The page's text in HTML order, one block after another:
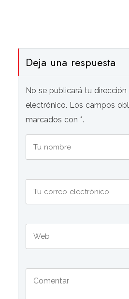
Deja una respuesta
No se publicará tu dirección
electrónico. Los campos
marcados con *.